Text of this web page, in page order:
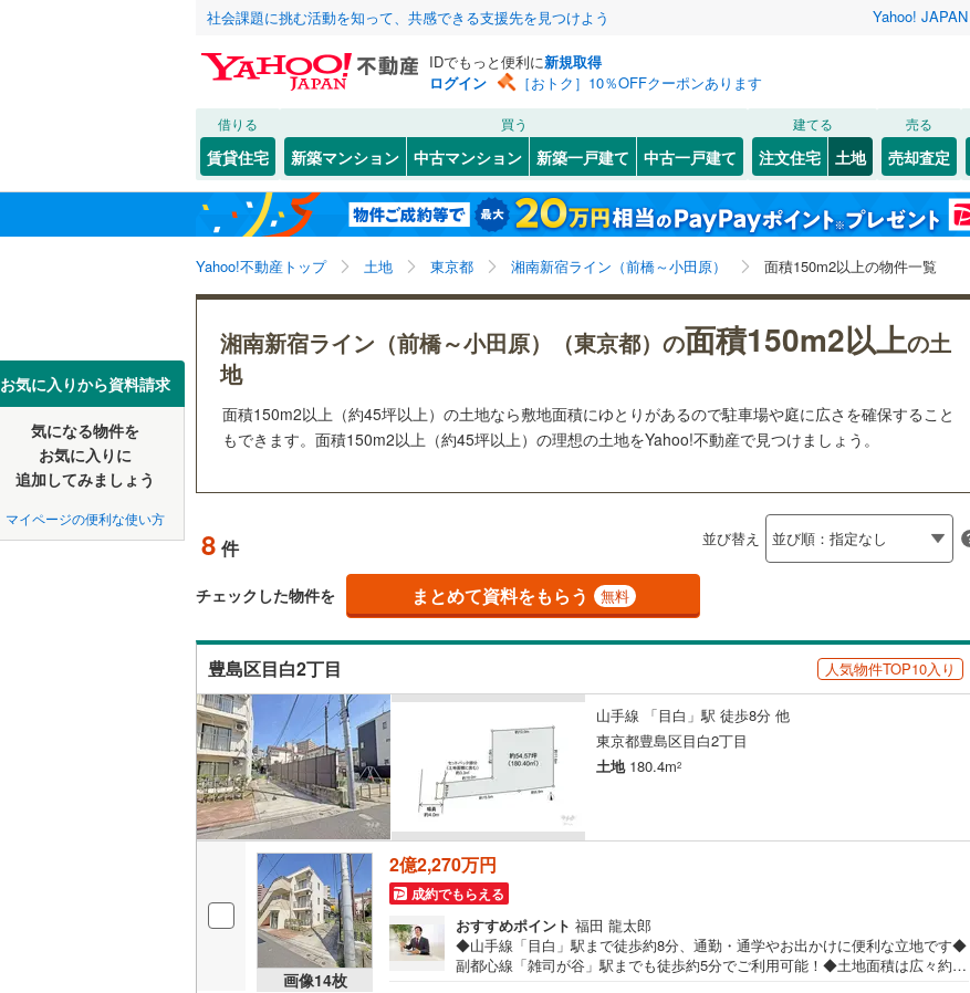
社会課題に挑む活動を知って、共感できる支援先を見つけよう Yahoo! JAPAN
IDでもっと便利に新規取得
ログイン
［おトク］10％OFFクーポンあります
借りる
賃貸住宅
買う
新築マンション 中古マンション 新築一戸建て 中古一戸建て
建てる
注文住宅 土地
売る
売却査定
Yahoo!不動産トップ 土地 東京都 湘南新宿ライン（前橋～小田原） 面積150m2以上の物件一覧
お気に入りから資料請求
気になる物件を
お気に入りに
追加してみましょう
マイページの便利な使い方
湘南新宿ライン（前橋～小田原）（東京都）の面積150m2以上の土
地
面積150m2以上（約45坪以上）の土地なら敷地面積にゆとりがあるので駐車場や庭に広さを確保すること
もできます。面積150m2以上（約45坪以上）の理想の土地をYahoo!不動産で見つけましょう。
8 件 並び替え
チェックした物件を まとめて資料をもらう 無料
豊島区目白2丁目 人気物件TOP10入り
山手線 「目白」駅 徒歩8分 他
東京都豊島区目白2丁目
土地180.4m2
画像14枚
2億2,270万円
成約でもらえる
おすすめポイント 福田 龍太郎
◆山手線「目白」駅まで徒歩約8分、通勤・通学やお出かけに便利な立地です◆
副都心線「雑司が谷」駅までも徒歩約5分でご利用可能！◆土地面積は広々約54
北海道 北海道
東北 青森 岩手 宮城 秋田 山形
関東 東京 神奈川 埼玉 千葉 茨城
福井
近畿 大阪 兵庫 京都 滋賀
中国 鳥取 島根 岡山 広島 山口
高知
福岡 佐賀 長崎
該当物件0件 この条件で検索する
東京23区 千代田区(1) 中央区(0)
新宿区(5) 文京区(11)
豊島区( 2) 北区 (6)
墨田区
荒川区 ( 2 足立区
江戸川区 ( 16 ) 中野区( 9)
練馬区(12) 品川区(12)
大田区(25) 世田谷区(54)
立川市(4)
三鷹市(10)
国分寺市
福生市( 8)
清瀬市(11)
多摩市(13) 稲城市(3)
あきる野市(
西多摩郡日の出町( 4)
大島町(1) 利島村(0)
該当物件0件 この条件で検索する
該当物件0件 この条件で検索する
JR 東北本線(3) 常磐線(4)
湘南新宿ライン（宇都宮～逗子）
(9)
湘南新宿ライン（前橋～小田原）
(8)
南武線(18) 武蔵野線(17)
横須賀線 (2) 中央本線（JR東日本） (284)
常磐線（各駅停車）(4) 埼京線(10)
東北新幹線(0) 上越新幹線 (0 )
秋田新幹線(0) 北陸新幹線(0)
東京メトロ丸ノ内線 ( 22
東京メトロ日比谷線( 13
東京メトロ有楽町線(12) 東京メトロ半蔵門線(9)
13)
都営大江戸線
私鉄・その他 つくばエクスプレス
京成金町線
東武亀戸線
西武有楽町線
西武多摩湖線 (18) 西武多摩川線(12)
西武山口線( 2 京王線 ( 159)
該当物件0件 この条件で検索する
(1) (0) (2) (1) (1)
該当物件0件 この条件で検索する
こだわり条件 配置、向き、建ち方、日当たり
前道6m以上（2） 角地（0）
平坦地（2） 整形地（4）
販売、価格、契約、入居関連など
更地渡し（ 0） 第一種低層住居専用地域（1）
最寄りの駅が始発駅（0） 海まで2km以内（
オンライン対応
IT重説可（2 ）
オンライン対応とは？
該当物件0件 この条件で検索する
検索条件を保存しました
この検索条件の新着物件通知は、 マイページから設定できます。
保存した条件を見る
東京都、湘南新宿ライン（前橋～小田原）、価格未定を
含む、建築条件付き土地を含む、土地150m 以上
検索条件を保存する